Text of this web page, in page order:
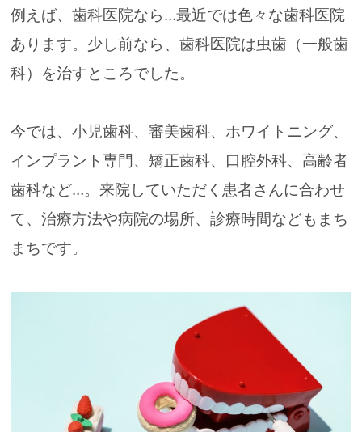
例えば、歯科医院なら…最近では色々な歯科医院
あります。 少し前なら、歯科医院は虫歯（一般歯
科）を治すところでした。
今では、小児歯科、審美歯科、ホワイトニング、
インプラント専門、矯正歯科、口腔外科、高齢者
歯科など…。来院していただく患者さんに合わせ
て、治療方法や病院の場所、診療時間などもまち
まちです。